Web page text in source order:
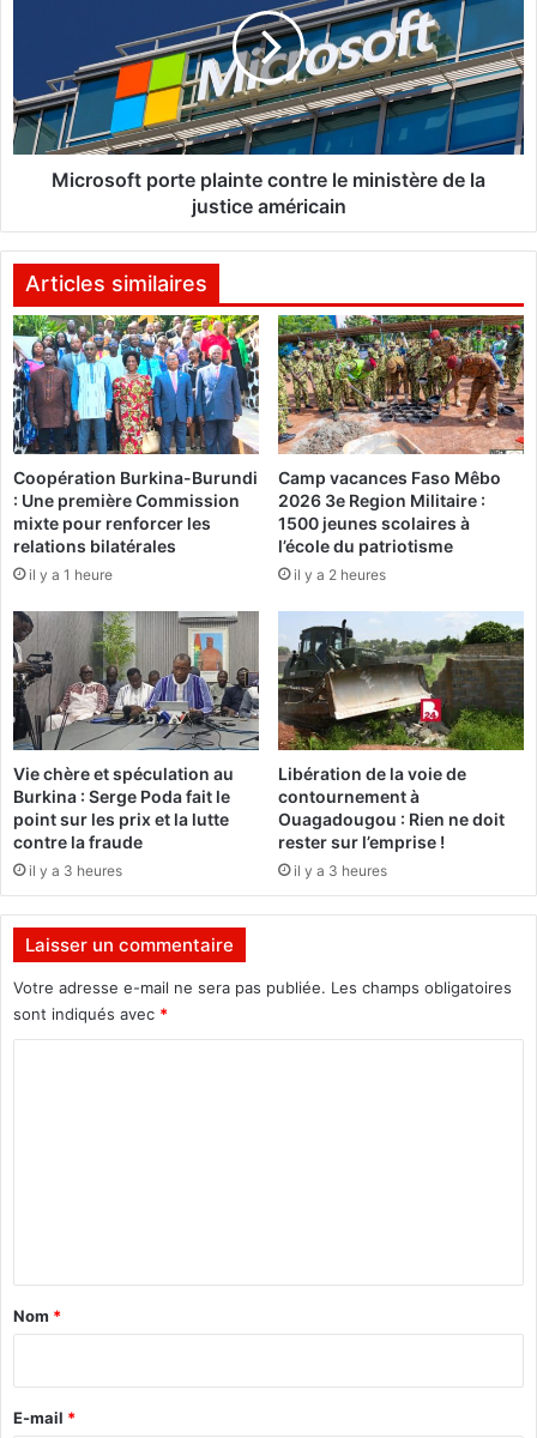
e
n
t
m
e
s
d
e
u
x
é
c
o
l
e
j
u
s
q
u
'
à
n
o
u
v
l
r
d
o
f
t
r
t
p
l
a
i
n
t
e
c
o
n
t
r
l
e
m
i
n
i
s
t
è
e
e
l
a
j
i
c
a
n
Microsoft porte plainte contre le ministère de la
justice américain
Articles similaires
Coopération Burkina-Burundi
: Une première Commission
mixte pour renforcer les
relations bilatérales
il y a 1 heure
Camp vacances Faso Mêbo
2026 3e Region Militaire :
1500 jeunes scolaires à
l’école du patriotisme
il y a 2 heures
Vie chère et spéculation au
Burkina : Serge Poda fait le
point sur les prix et la lutte
contre la fraude
il y a 3 heures
Libération de la voie de
contournement à
Ouagadougou : Rien ne doit
rester sur l’emprise !
il y a 3 heures
Laisser un commentaire
Votre adresse e-mail ne sera pas publiée. Les champs obligatoires
sont indiqués avec *
a
e
Nom *
E-mail *